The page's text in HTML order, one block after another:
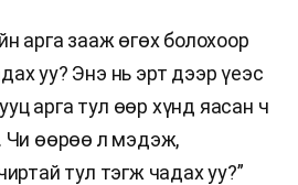
арга зааж өгөх болохоор
уу? Энэ нь эрт дээр үеэс
арга тул өөр хүнд яасан ч
Чи өөрөө л мэдэж,
тул тэгж чадах уу?”